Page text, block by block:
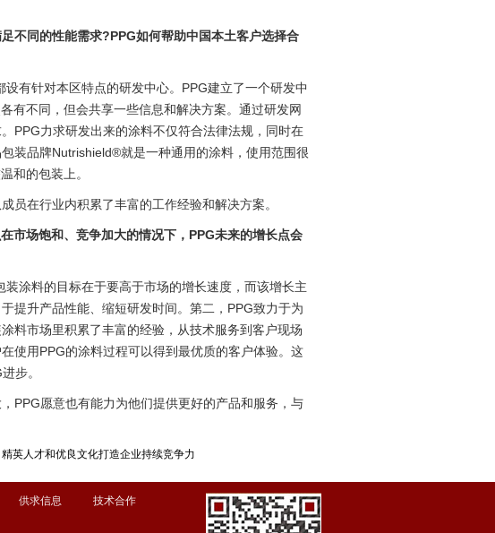
不同的性能需求?PPG如何帮助中国本土客户选择合
有针对本区特点的研发中心。PPG建立了一个研发中
有不同，但会共享一些信息和解决方案。通过研发网
PPG力求研发出来的涂料不仅符合法律法规，同时在
装品牌Nutrishield®就是一种通用的涂料，使用范围很
和的包装上。
员在行业内积累了丰富的工作经验和解决方案。
市场饱和、竞争加大的情况下，PPG未来的增长点会
涂料的目标在于要高于市场的增长速度，而该增长主
提升产品性能、缩短研发时间。第二，PPG致力于为
料市场里积累了丰富的经验，从技术服务到客户现场
使用PPG的涂料过程可以得到最优质的客户体验。这
步。
PPG愿意也有能力为他们提供更好的产品和服务，与
英人才和优良文化打造企业持续竞争力
供求信息 技术合作